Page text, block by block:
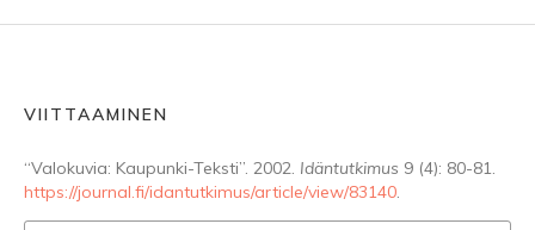
VIITTAAMINEN
“Valokuvia: Kaupunki-Teksti”. 2002. Idäntutkimus 9 (4): 80-81.
https://journal.fi/idantutkimus/article/view/83140.